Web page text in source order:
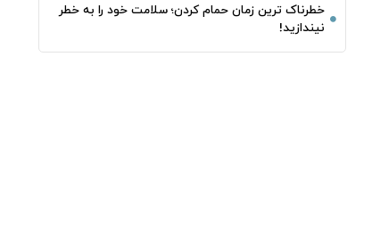
خطرناک‌ ترین زمان‌ حمام کردن؛ سلامت خود را به خطر
نیندازید!